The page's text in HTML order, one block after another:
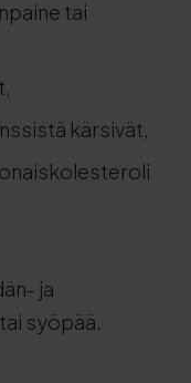
tai
kärsivät,
ja
syöpää.